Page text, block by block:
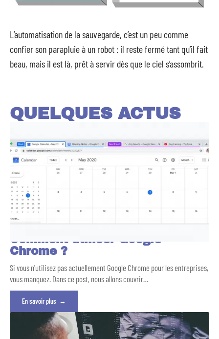
L’automatisation de la sauvegarde, c’est un peu comme
confier son parapluie à un robot : il reste fermé tant qu’il fait
beau, mais il est là, prêt à servir dès que le ciel s’assombrit.
QUELQUES ACTUS
Comment utiliser Google
Chrome ?
Si vous n'utilisez pas actuellement Google Chrome pour les entreprises,
vous manquez. Dans ce post, nous allons couvrir…
En savoir plus